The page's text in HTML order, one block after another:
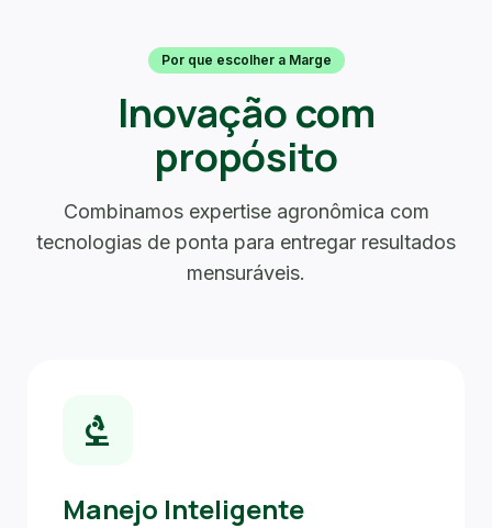
Por que escolher a Marge
Inovação com
propósito
Combinamos expertise agronômica com
tecnologias de ponta para entregar resultados
mensuráveis.
biotech
Manejo Inteligente